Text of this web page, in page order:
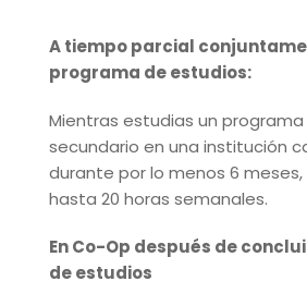
A tiempo parcial
programa deestudios:
Mientras estudias un
secundario en una institución
durante por lo menos 6
hasta 20 horas semanales.
En Co-Op después de
de estudios